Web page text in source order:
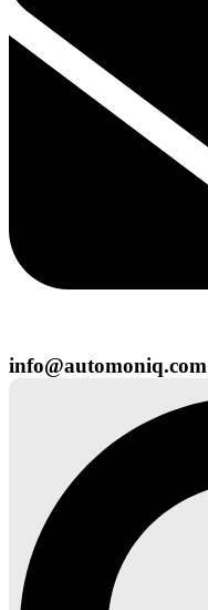
info@automoniq.com